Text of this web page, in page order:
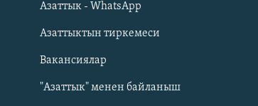
ОНЛАЙН ШЕРИНЕ
Азаттык - WhatsApp
Азаттыктын тиркемеси
Вакансиялар
"Азаттык" менен байланыш